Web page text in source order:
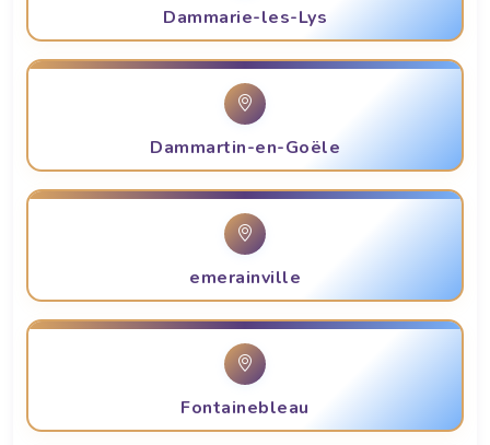
Dammarie-les-Lys
Dammartin-en-Goële
emerainville
Fontainebleau